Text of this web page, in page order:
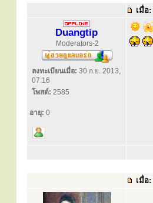
เมื่อ:
Duangtip
Moderators-2
ลงทะเบียนเมื่อ: 30 ก.ย. 2013,
07:16
โพสต์: 2585
อายุ: 0
เมื่อ: